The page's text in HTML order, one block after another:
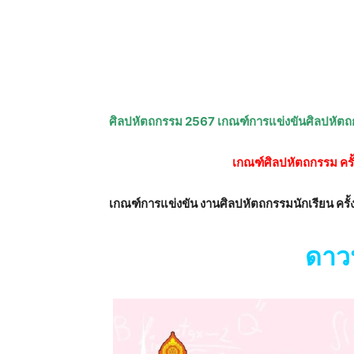
ศิลปหัตถกรรม 2567 เกณฑ์การแข่งขันศิลปหัตถ
เกณฑ์ศิลปหัตถกรรม ค
เกณฑ์การแข่งขัน งานศิลปหัตถกรรมนักเรียน ค
ดา